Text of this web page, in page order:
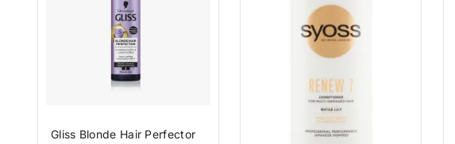
Gliss Blonde Hair Perfector